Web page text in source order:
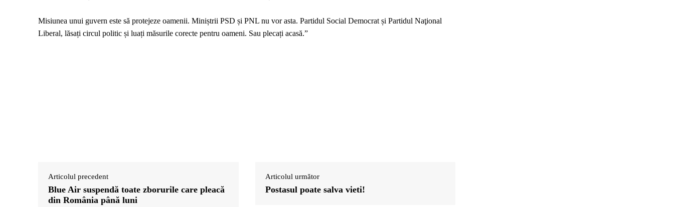
Misiunea unui guvern este să protejeze oamenii. Miniștrii PSD și PNL nu vor asta. Partidul Social Democrat și Partidul Naţional
Liberal, lăsați circul politic și luați măsurile corecte pentru oameni. Sau plecați acasă.”
Articolul precedent
Blue Air suspendă toate zborurile care pleacă
din România până luni
Articolul următor
Postasul poate salva vieti!